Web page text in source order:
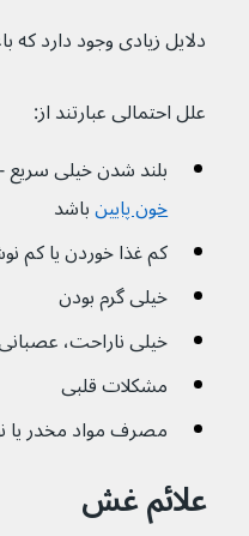
دلایل زیادی وجود دارد
علل احتمالی عبارتند از:
بلند شدن خیلی سریع
خون پایین باشد
کم غذا خوردن یا کم
خیلی گرم بودن
خیلی ناراحت،
مشکلات قلبی
مصرف مواد مخدر یا
علائم غش